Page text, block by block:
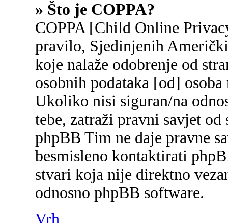
» Što je COPPA?
COPPA [Child Online
pravilo, Sjedinjenih
koje nalaže odobrenje od
osobnih podataka [od]
Ukoliko nisi siguran/na
tebe, zatraži pravni savjet od
phpBB Tim ne daje pravne
besmisleno kontaktirati
stvari koja nije direktno
odnosno phpBB software.
Vrh